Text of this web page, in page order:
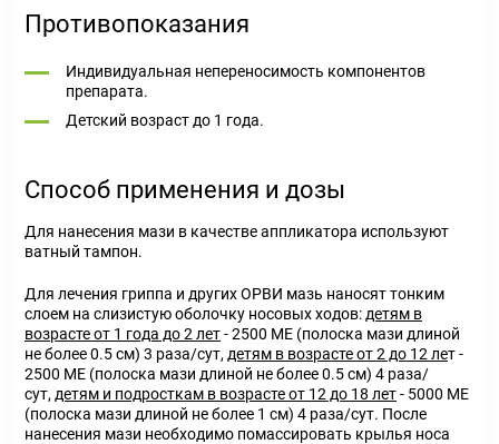
Противопоказания
Индивидуальная непереносимость компонентов
препарата.
Детский возраст до 1 года.
Способ применения и дозы
Для нанесения мази в качестве аппликатора используют
ватный тампон.
Для лечения гриппа и других ОРВИ мазь наносят тонким
слоем на слизистую оболочку носовых ходов: детям в
возрасте от 1 года до 2 лет- 2500 ME (полоска мази длиной
не более 0.5 см) 3 раза/сут, детям в возрасте от 2 до 12 лет -
2500 ME (полоска мази длиной не более 0.5 см) 4 раза/
сут, детям и подросткам в возрасте от 12 до 18 лет- 5000 ME
(полоска мази длиной не более 1 см) 4 раза/сут. После
нанесения мази необходимо помассировать крылья носа